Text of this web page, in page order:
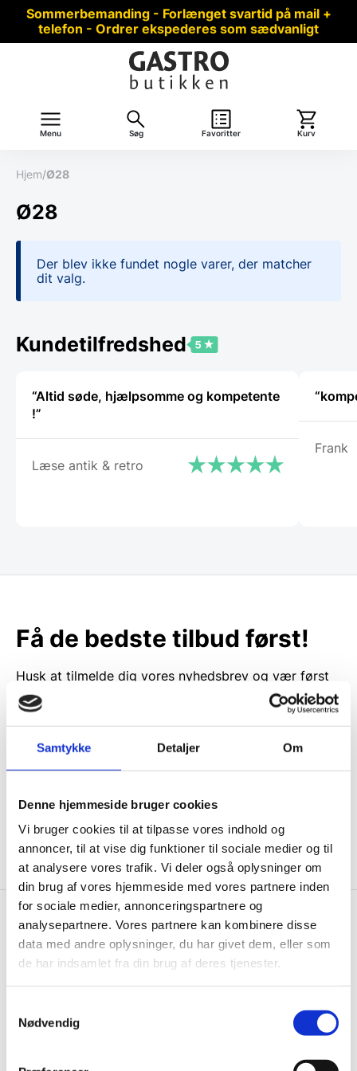
Samtykke Detaljer Om
Denne hjemmeside bruger cookies
Vi bruger cookies til at tilpasse vores indhold og
annoncer, til at vise dig funktioner til sociale medier og til
at analysere vores trafik. Vi deler også oplysninger om
din brug af vores hjemmeside med vores partnere inden
for sociale medier, annonceringspartnere og
analysepartnere. Vores partnere kan kombinere disse
data med andre oplysninger, du har givet dem, eller som
de har indsamlet fra din brug af deres tjenester.
Nødvendig
Sommerbemanding - Forlænget svartid på mail +
telefon - Ordrer ekspederes som sædvanligt
Menu Søg Favoritter Kurv
Hjem/Ø28
Ø28
Der blev ikke fundet nogle varer, der matcher
dit valg.
Kundetilfredshed
“Altid søde, hjælpsomme og kompetente
!”
Læse antik & retro
Frank
Få de bedste tilbud først!
Husk at tilmelde dig vores nyhedsbrev og vær først
til de bedste tilbud. Og bare rolig, vi spammer dig
ikke, men sender kun relevante tilbud og
Ja tak, tilmeld mig
Gastrobutikken.dk
Gastrobutikken ApS
CVR: 38952986